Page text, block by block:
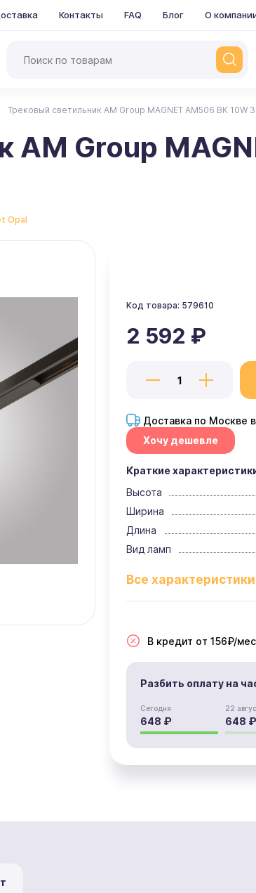
Контакты FAQ Блог О
Трековый светильник AM Group MAGNET AM506 BK 10W
AM Group
Opal
Код товара: 579610
2 592 ₽
Доставка по Москве
Хочу дешевле
Краткие
Высота
Ширина
Длина
Вид ламп
В кредит от 156₽/
Разбить оплату на
Сегодня
648 ₽
22
648 ₽